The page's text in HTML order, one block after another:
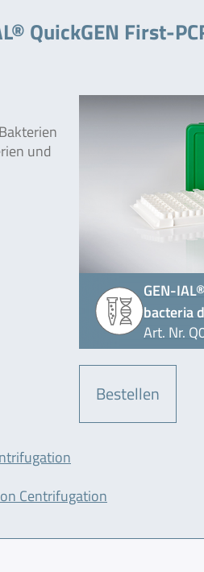
QuickGEN First-
GEN-
bacteria
Art. Nr.
Bestellen
und
Centrifugation